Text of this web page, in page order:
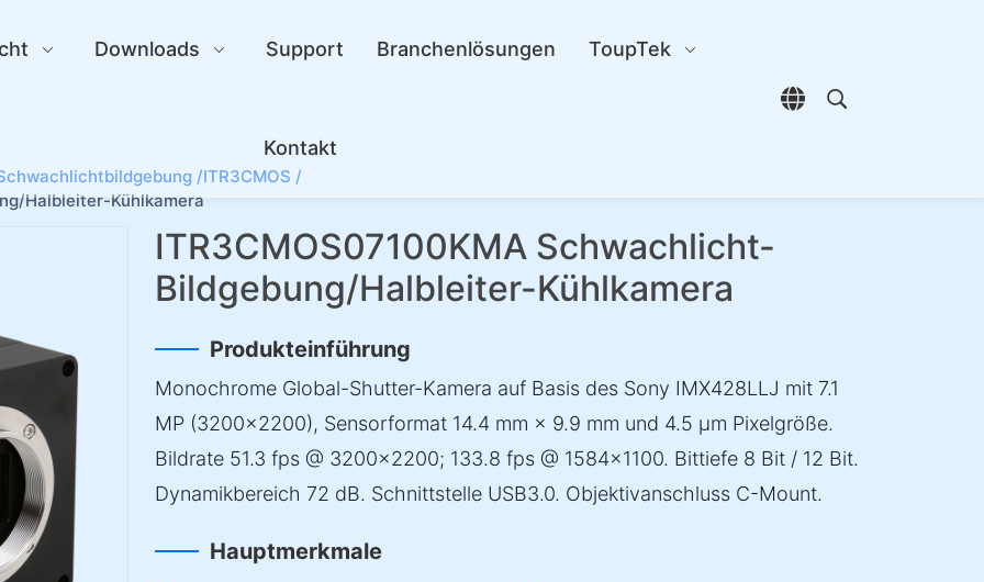
Downloads Support Branchenlösungen ToupTek
Kontakt
Sprachauswahl
Open search
/ITR3CMOS /
Halbleiter-Kühlkamera
ITR3CMOS07100KMA Schwachlicht-
Bildgebung/Halbleiter-Kühlkamera
Produkteinführung
Monochrome Global-Shutter-Kamera auf Basis des Sony IMX428LLJ mit 7.1
MP (3200×2200), Sensorformat 14.4 mm × 9.9 mm und 4.5 µm Pixelgröße.
Bildrate 51.3 fps @ 3200×2200; 133.8 fps @ 1584×1100. Bittiefe 8 Bit / 12 Bit.
Dynamikbereich 72 dB. Schnittstelle USB3.0. Objektivanschluss C-Mount.
Hauptmerkmale